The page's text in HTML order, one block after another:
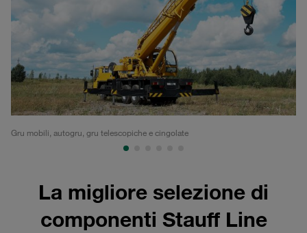
Gru mobili, autogru, gru telescopiche e cingolate
La migliore selezione di
componenti Stauff Line